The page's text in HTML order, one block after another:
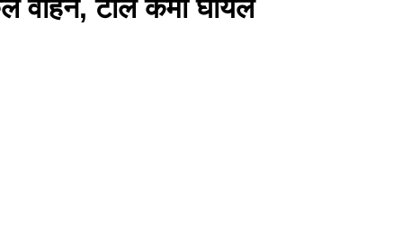
वाहन, टोल कर्मी घायल